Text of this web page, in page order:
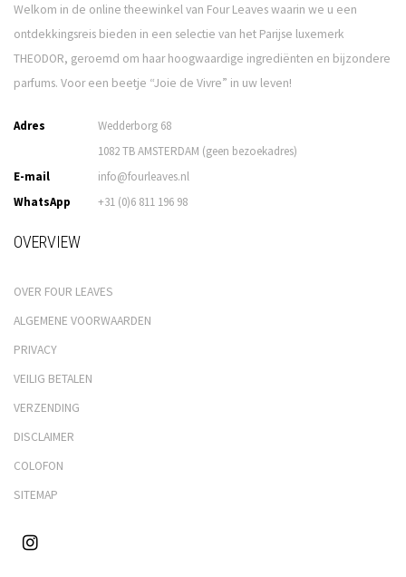
Welkom in de online theewinkel van Four Leaves waarin we u een
ontdekkingsreis bieden in een selectie van het Parijse luxemerk
THEODOR, geroemd om haar hoogwaardige ingrediënten en bijzondere
parfums. Voor een beetje “Joie de Vivre” in uw leven!
Adres
Wedderborg 68
1082 TB AMSTERDAM (geen bezoekadres)
E-mail
info@fourleaves.nl
WhatsApp
+31 (0)6 811 196 98
OVERVIEW
OVER FOUR LEAVES
ALGEMENE VOORWAARDEN
PRIVACY
VEILIG BETALEN
VERZENDING
DISCLAIMER
COLOFON
SITEMAP